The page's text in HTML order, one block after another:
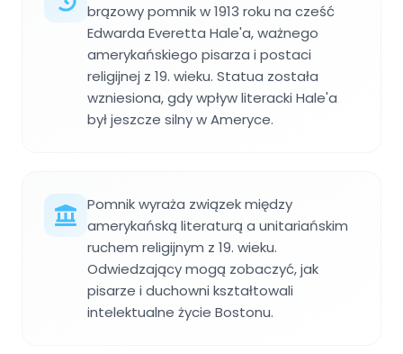
brązowy pomnik w 1913 roku na cześć
Edwarda Everetta Hale'a, ważnego
amerykańskiego pisarza i postaci
religijnej z 19. wieku. Statua została
wzniesiona, gdy wpływ literacki Hale'a
był jeszcze silny w Ameryce.
Pomnik wyraża związek między
amerykańską literaturą a unitariańskim
ruchem religijnym z 19. wieku.
Odwiedzający mogą zobaczyć, jak
pisarze i duchowni kształtowali
intelektualne życie Bostonu.